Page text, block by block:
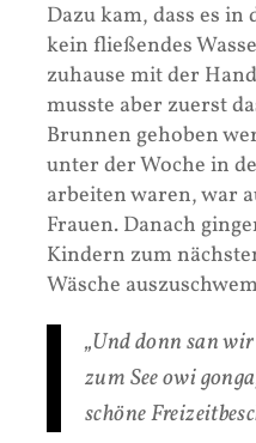
Dazu kam, dass es
kein fließendes
zuhause mit der
musste aber zuerst
Brunnen gehoben
unter der Woche in
arbeiten waren, war
Frauen. Danach
Kindern zum
Wäsche
„Und donn san
zum See owi
schöne